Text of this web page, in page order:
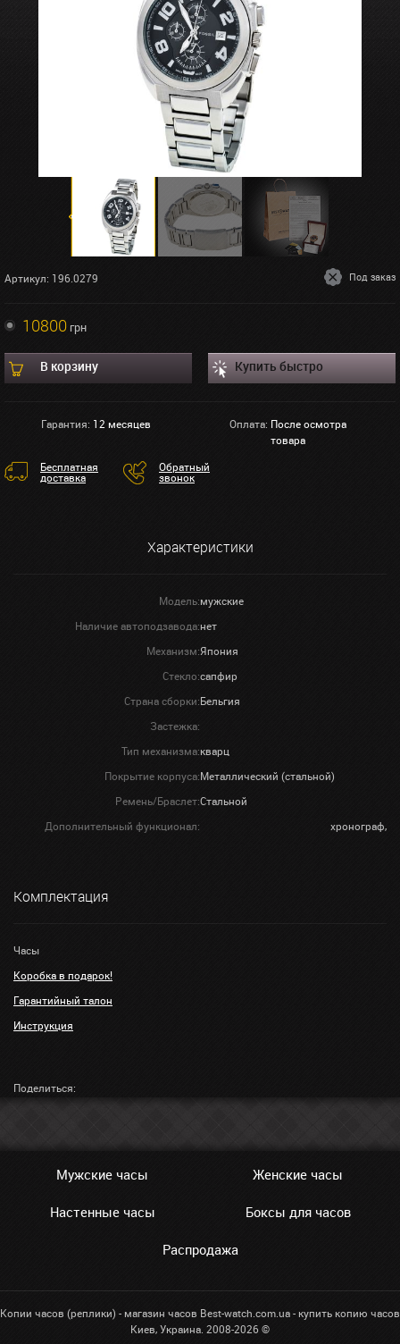
Артикул: 196.0279 Под заказ
10800грн
В корзину Купить быстро
Гарантия: 12 месяцев Оплата: После осмотра
товара
Бесплатная
доставка
Обратный
звонок
Характеристики
Модель:мужские
Наличие автоподзавода:нет
Механизм:Япония
Стекло:сапфир
Страна сборки:Бельгия
Застежка:
Тип механизма:кварц
Покрытие корпуса:Металлический (стальной)
Ремень/Браслет:Стальной
Дополнительный функционал:
хронограф,
Комплектация
Часы
Коробка в подарок!
Гарантийный талон
Инструкция
Поделиться:
Мужские часы Женские часы
Настенные часы Боксы для часов
Распродажа
Копии часов (реплики) - магазин часов Best-watch.com.ua - купить копию часов
Киев, Украина. 2008-2026 ©